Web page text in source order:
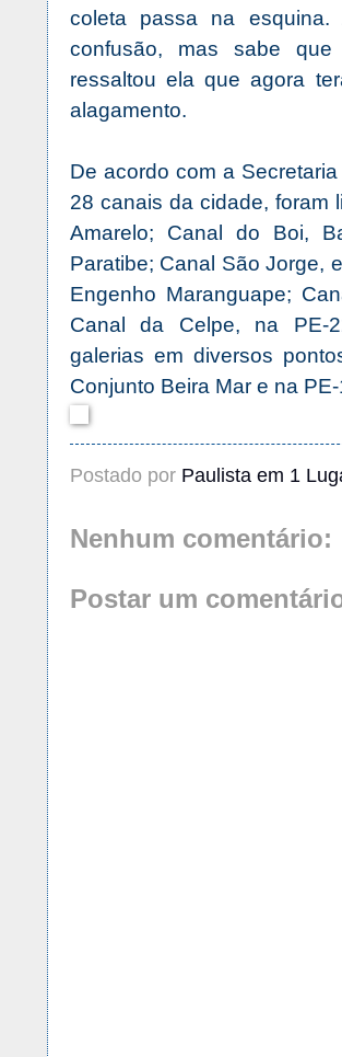
coleta passa na
confusão, mas sabe que
ressaltou ela que agora
alagamento.
De acordo com a
28 canais da cidade, foram
Amarelo; Canal do Boi,
Paratibe; Canal São Jorge,
Engenho Maranguape;
Canal da Celpe, na PE-
galerias em diversos
Conjunto Beira Mar e na
Postado por Paulista em 1
Nenhum comentário:
Postar um